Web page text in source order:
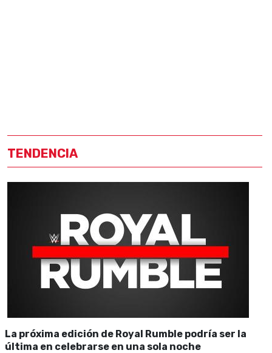
TENDENCIA
La próxima edición de Royal Rumble podría ser la
última en celebrarse en una sola noche